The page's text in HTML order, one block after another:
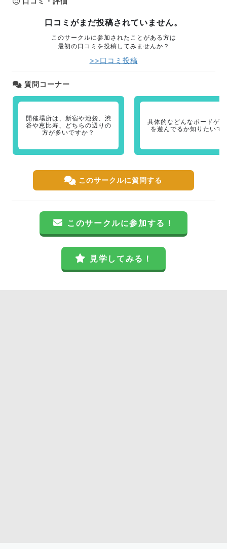
口コミがまだ投稿されていません。
このサークルに参加されたことがある方は
最初の口コミを投稿してみませんか？
>>口コミ投稿
質問コーナー
開催場所は、新宿や池袋、渋
谷や恵比寿、どちらの辺りの
方が多いですか？
具体的などんなボードゲ
を遊んでるか知りたいで
このサークルに質問する
このサークルに参加する！
見学してみる！